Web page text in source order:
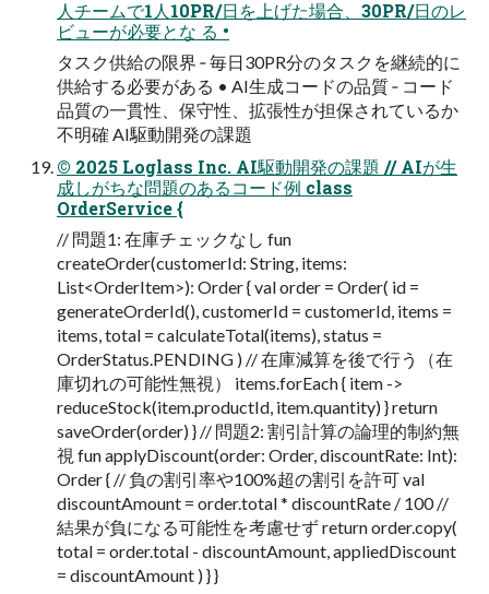
⼈チームで1⼈10PR/⽇を上げた場合、30PR/⽇のレ
ビューが必要とな る •
タスク供給の限界 ‐ 毎⽇30PR分のタスクを継続的に
供給する必要がある • AI⽣成コードの品質 ‐ コード
品質の⼀貫性、保守性、拡張性が担保されているか
不明確 AI駆動開発の課題
© 2025 Loglass Inc. AI駆動開発の課題 // AIが⽣
成しがちな問題のあるコード例 class
OrderService {
// 問題1: 在庫チェックなし fun
createOrder(customerId: String, items:
List<OrderItem>): Order { val order = Order( id =
generateOrderId(), customerId = customerId, items =
items, total = calculateTotal(items), status =
OrderStatus.PENDING ) // 在庫減算を後で⾏う（在
庫切れの可能性無視） items.forEach { item ->
reduceStock(item.productId, item.quantity) } return
saveOrder(order) } // 問題2: 割引計算の論理的制約無
視 fun applyDiscount(order: Order, discountRate: Int):
Order { // 負の割引率や100%超の割引を許可 val
discountAmount = order.total * discountRate / 100 //
結果が負になる可能性を考慮せず return order.copy(
total = order.total - discountAmount, appliedDiscount
= discountAmount ) } }